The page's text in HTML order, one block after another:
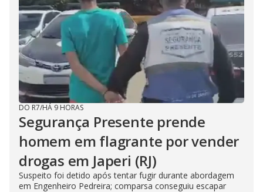
DO R7/HÁ 9 HORAS
Segurança Presente prende
homem em flagrante por vender
drogas em Japeri (RJ)
Suspeito foi detido após tentar fugir durante abordagem
em Engenheiro Pedreira; comparsa conseguiu escapar